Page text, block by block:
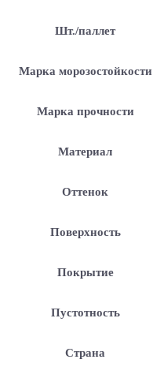
Шт./паллет
Марка морозостойкости
Марка прочности
Материал
Оттенок
Поверхность
Покрытие
Пустотность
Страна